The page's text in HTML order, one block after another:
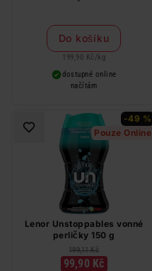
Do košíku
199,90 Kč / kg
dostupné online
načítám
-49 %
Pouze Online
Lenor Unstoppables vonné
perličky 150 g
199,11 Kč
99,90 Kč